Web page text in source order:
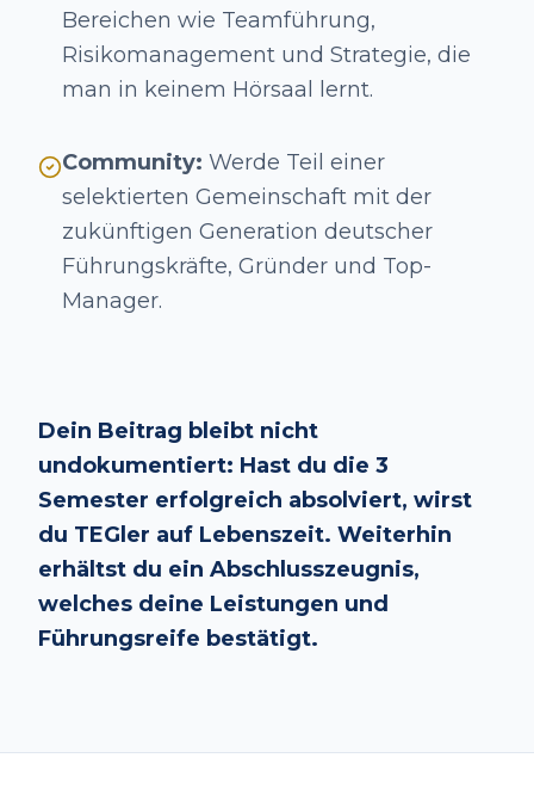
Bereichen wie Teamführung,
Risikomanagement und Strategie, die
man in keinem Hörsaal lernt.
Community: Werde Teil einer
selektierten Gemeinschaft mit der
zukünftigen Generation deutscher
Führungskräfte, Gründer und Top-
Manager.
Dein Beitrag bleibt nicht
undokumentiert: Hast du die 3
Semester erfolgreich absolviert, wirst
du TEGler auf Lebenszeit. Weiterhin
erhältst du ein Abschlusszeugnis,
welches deine Leistungen und
Führungsreife bestätigt.